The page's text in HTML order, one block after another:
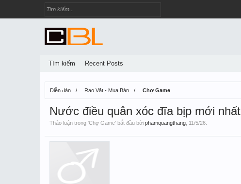
Diễn đàn Rao Vặt - Mua Bán Chợ Game
Nước điều quân xóc đĩa bịp mới nhất
Thảo luận trong 'Chợ Game' bắt đầu bởi phamquangthang 11/5/26
Tìm kiếm Recent Posts